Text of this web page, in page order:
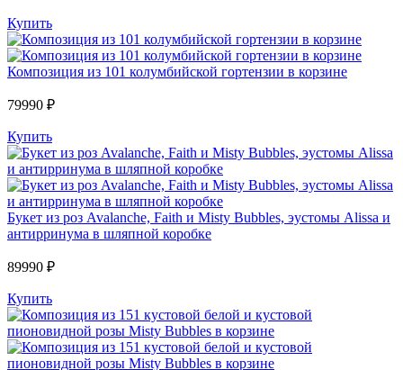
Купить
Композиция из 101 колумбийской гортензии в корзине
79990 ₽
Купить
Букет из роз Avalanche, Faith и Misty Bubbles, эустомы Alissa и
антирринума в шляпной коробке
89990 ₽
Купить